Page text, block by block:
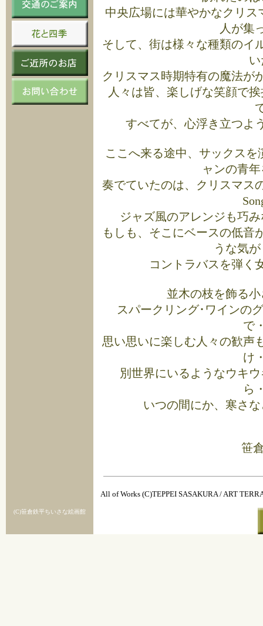
中央広場には華やかなクリ
人が集
そして、街は様々な種類のイ
クリスマス時期特有の魔法が
人々は皆、楽しげな笑顔で
すべてが、心浮き立つよ
ここへ来る途中、サックス
ャンの青
奏でていたのは、クリスマス
ジャズ風のアレンジも巧
もしも、そこにベースの低音
うな気
コントラバスを弾く
並木の枝を飾る
スパークリング･ワインの
で
思い思いに楽しむ人々の歓声
け
別世界にいるようなウキ
ら
いつの間にか、寒さ
笹
All of Works (C)TEPPEI SASAKURA / ART
(C)笹倉鉄平ちいさな絵画館